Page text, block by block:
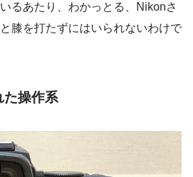
るあたり、わかっとる、Nikonさ
膝を打たずにはいられないわけで
た操作系